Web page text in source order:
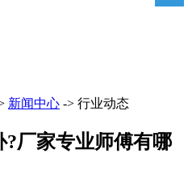
新闻中心 -> 行业动态
厂家专业师傅有哪